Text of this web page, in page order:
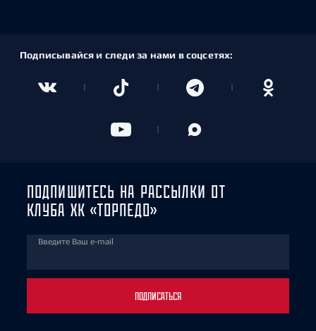
Подписывайся и следи за нами в соцсетях:
ПОДПИШИТЕСЬ НА РАССЫЛКИ ОТ
КЛУБА ХК «ТОРПЕДО»
Введите Ваш e-mail
ПОДПИСАТЬСЯ